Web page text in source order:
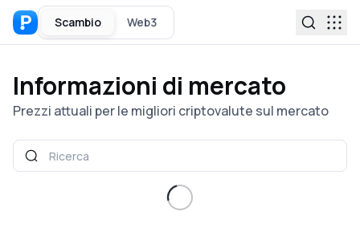
Scambio Web3
Informazioni di mercato
Prezzi attuali per le migliori criptovalute sul mercato